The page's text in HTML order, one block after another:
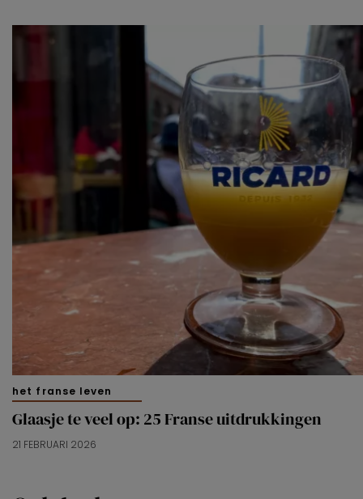
het franse leven
Glaasje te veel op: 25 Franse uitdrukkingen
21 FEBRUARI 2026